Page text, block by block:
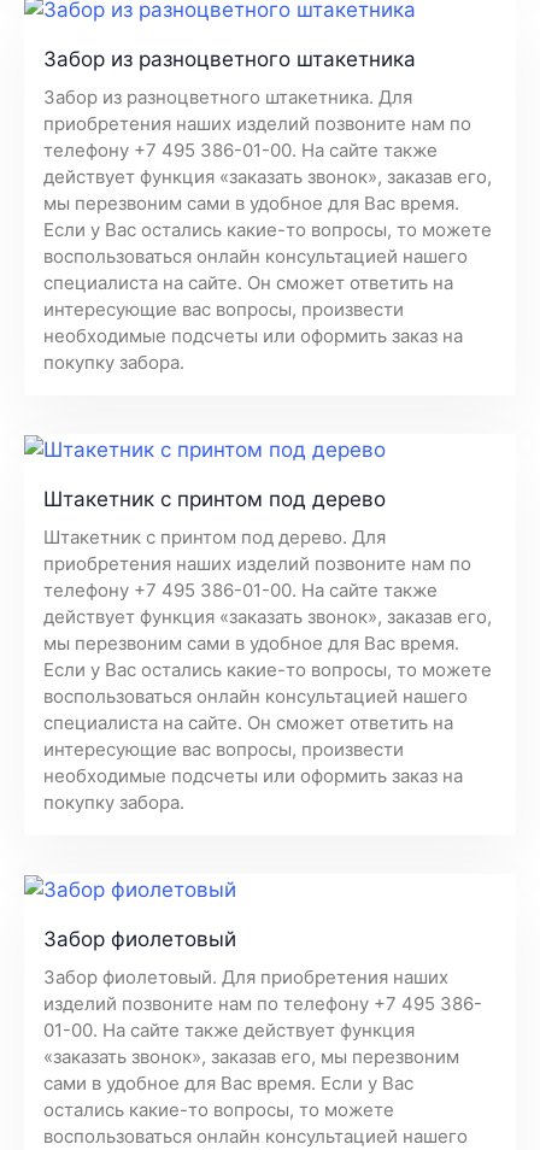
Забор из разноцветного штакетника
Забор из разноцветного штакетника. Для
приобретения наших изделий позвоните нам по
телефону +7 495 386-01-00. На сайте также
действует функция «заказать звонок», заказав его,
мы перезвоним сами в удобное для Вас время.
Если у Вас остались какие-то вопросы, то можете
воспользоваться онлайн консультацией нашего
специалиста на сайте. Он сможет ответить на
интересующие вас вопросы, произвести
необходимые подсчеты или оформить заказ на
покупку забора.
Штакетник с принтом под дерево
Штакетник с принтом под дерево. Для
приобретения наших изделий позвоните нам по
телефону +7 495 386-01-00. На сайте также
действует функция «заказать звонок», заказав его,
мы перезвоним сами в удобное для Вас время.
Если у Вас остались какие-то вопросы, то можете
воспользоваться онлайн консультацией нашего
специалиста на сайте. Он сможет ответить на
интересующие вас вопросы, произвести
необходимые подсчеты или оформить заказ на
покупку забора.
Забор фиолетовый
Забор фиолетовый. Для приобретения наших
изделий позвоните нам по телефону +7 495 386-
01-00. На сайте также действует функция
«заказать звонок», заказав его, мы перезвоним
сами в удобное для Вас время. Если у Вас
остались какие-то вопросы, то можете
воспользоваться онлайн консультацией нашего